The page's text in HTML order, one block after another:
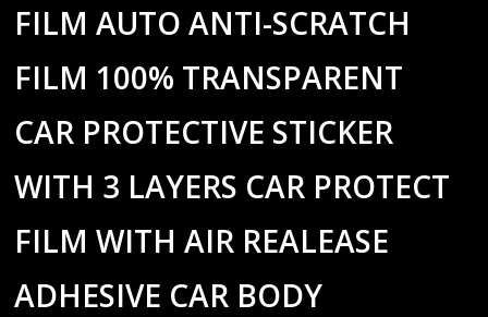
FILM AUTO ANTI-SCRATCH
FILM 100% TRANSPARENT
CAR PROTECTIVE STICKER
WITH 3 LAYERS CAR PROTECT
FILM WITH AIR REALEASE
ADHESIVE CAR BODY